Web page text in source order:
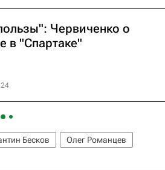
Червиченко о
в "Спартаке"
Бесков
Олег Романцев